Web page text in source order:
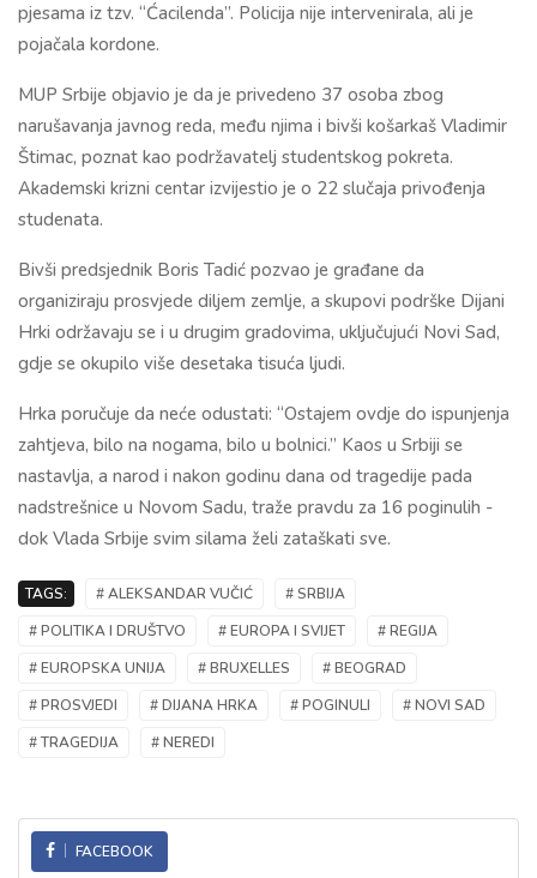
pjesama iz tzv. “Ćacilenda”. Policija nije intervenirala, ali je
pojačala kordone.
MUP Srbije objavio je da je privedeno 37 osoba zbog
narušavanja javnog reda, među njima i bivši košarkaš Vladimir
Štimac, poznat kao podržavatelj studentskog pokreta.
Akademski krizni centar izvijestio je o 22 slučaja privođenja
studenata.
Bivši predsjednik Boris Tadić pozvao je građane da
organiziraju prosvjede diljem zemlje, a skupovi podrške Dijani
Hrki održavaju se i u drugim gradovima, uključujući Novi Sad,
gdje se okupilo više desetaka tisuća ljudi.
Hrka poručuje da neće odustati: “Ostajem ovdje do ispunjenja
zahtjeva, bilo na nogama, bilo u bolnici.” Kaos u Srbiji se
nastavlja, a narod i nakon godinu dana od tragedije pada
nadstrešnice u Novom Sadu, traže pravdu za 16 poginulih -
dok Vlada Srbije svim silama želi zataškati sve.
TAGS: # ALEKSANDAR VUČIĆ
# SRBIJA
# POLITIKA I DRUŠTVO
# EUROPA I SVIJET
# REGIJA
# EUROPSKA UNIJA
# BRUXELLES
# BEOGRAD
# PROSVJEDI
# DIJANA HRKA # POGINULI
# NOVI SAD
# TRAGEDIJA
# NEREDI
FACEBOOK